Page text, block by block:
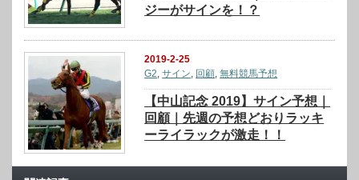
ジーがサインを！？
2019-2-25
G2,サイン, 回顧,無料競馬予想
【中山記念 2019】サイン予想｜
回顧｜先週の予想どおりラッキ
ーライラックが激走！！